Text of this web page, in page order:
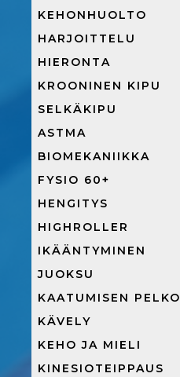
KEHONHUOLTO
HARJOITTELU
HIERONTA
KROONINEN KIPU
SELKÄKIPU
ASTMA
BIOMEKANIIKKA
FYSIO 60+
HENGITYS
HIGHROLLER
IKÄÄNTYMINEN
JUOKSU
KAATUMISEN PELKO
KÄVELY
KEHO JA MIELI
KINESIOTEIPPAUS